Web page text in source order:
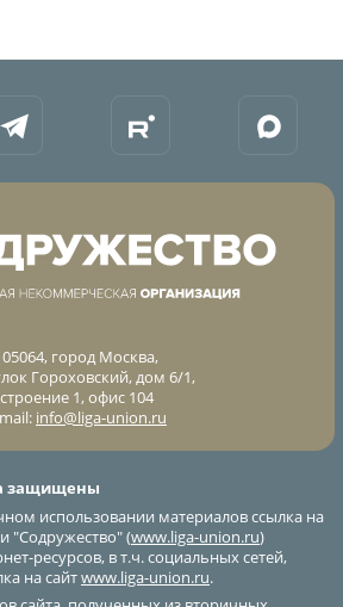
город Москва,
Гороховский, дом 6/1,
строение 1, офис 104
info@liga-union.ru
защищены
использовании материалов ссылка на
"Содружество" (www.liga-union.ru)
ресурсов, в т.ч. социальных сетей,
на сайтwww.liga-union.ru.